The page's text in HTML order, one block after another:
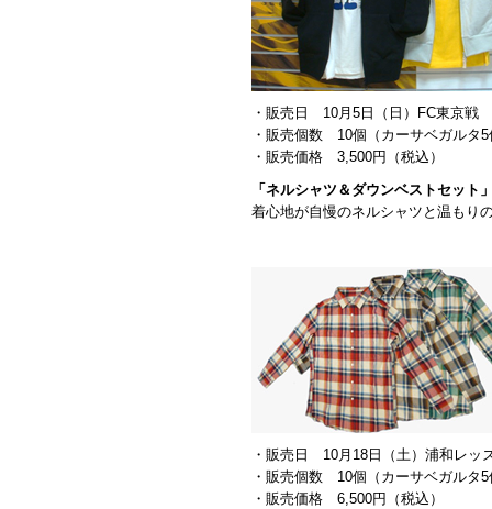
・販売日 10月5日（日）FC東京戦
・販売個数 10個（カーサベガルタ
・販売価格 3,500円（税込）
「ネルシャツ＆ダウンベストセット
着心地が自慢のネルシャツと温もり
・販売日 10月18日（土）浦和レッ
・販売個数 10個（カーサベガルタ
・販売価格 6,500円（税込）